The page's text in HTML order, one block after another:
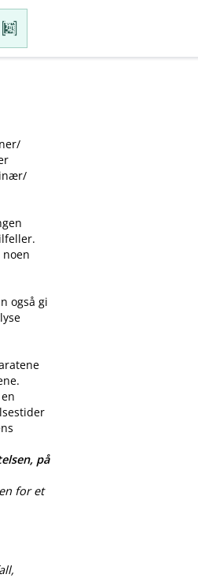
også gi
på
for et